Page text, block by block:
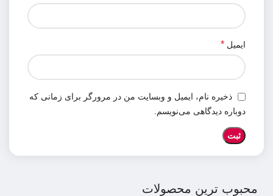
ایمیل *
ذخیره نام، ایمیل و وبسایت من در مرورگر برای زمانی که
دوباره دیدگاهی می‌نویسم.
محبوب ترین محصولات